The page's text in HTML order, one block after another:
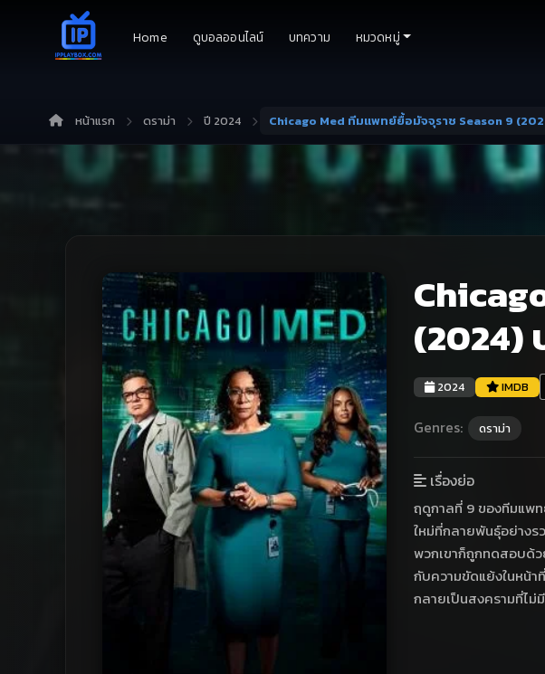
Home ดูบอลออนไลน์ บทความ หมวดหมู่
หน้าแรก ดราม่า ปี 2024 Chicago Med ทีมแพทย์ยื้อมัจจุราช Season 9
(2024)
2024 IMDB
Genres: ดราม่า
เรื่องย่อ
ฤดูกาลที่ 9 ของทีมแพท
ใหม่ที่กลายพันธุ์อย่างร
พวกเขาก็ถูกทดสอบด้
กับความขัดแย้งในหน้า
กลายเป็นสงครามที่ไม่